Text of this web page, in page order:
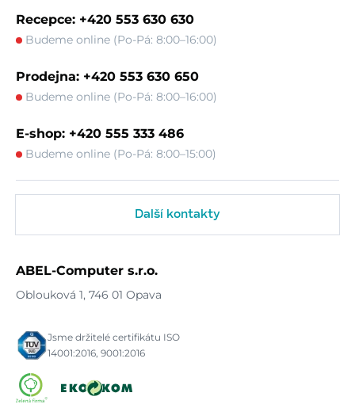
Recepce: +420 553 630 630
Budeme online (Po-Pá: 8:00–16:00)
Prodejna: +420 553 630 650
Budeme online (Po-Pá: 8:00–16:00)
E-shop: +420 555 333 486
Budeme online (Po-Pá: 8:00–15:00)
Další kontakty
ABEL-Computer s.r.o.
Oblouková 1, 746 01 Opava
Jsme držitelé certifikátu ISO
14001:2016, 9001:2016